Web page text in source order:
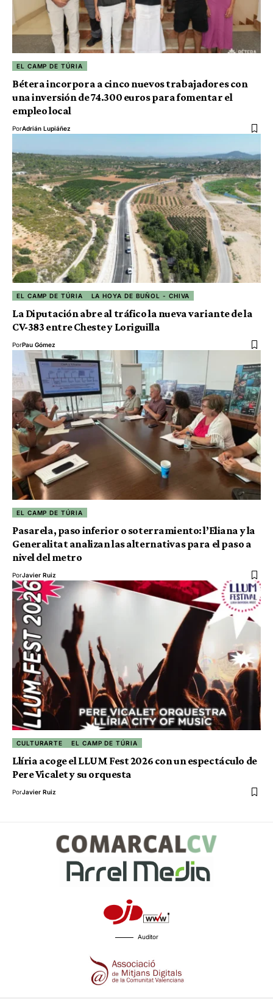
EL CAMP DE TÚRIA
Bétera incorpora a cinco nuevos trabajadores con
una inversión de 74.300 euros para fomentar el
empleo local
PorAdrián Lupiáñez
EL CAMP DE TÚRIA LA HOYA DE BUÑOL - CHIVA
La Diputación abre al tráfico la nueva variante de la
CV-383 entre Cheste y Loriguilla
PorPau Gómez
EL CAMP DE TÚRIA
Pasarela, paso inferior o soterramiento: l’Eliana y la
Generalitat analizan las alternativas para el paso a
nivel del metro
PorJavier Ruiz
CULTURARTE EL CAMP DE TÚRIA
Llíria acoge el LLUM Fest 2026 con un espectáculo de
Pere Vicalet y su orquesta
PorJavier Ruiz
Auditor